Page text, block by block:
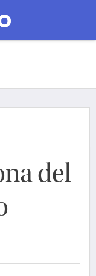
del